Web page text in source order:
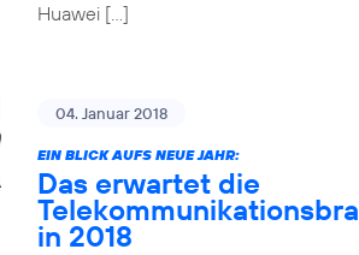
Huawei […]
04. Januar 2018
EIN BLICK AUFS NEUE JAHR:
Das erwartet die
in 2018